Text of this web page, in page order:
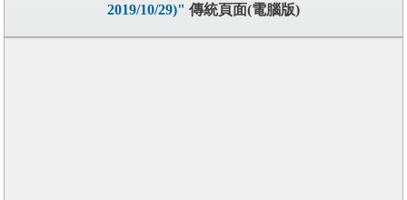
2019/10/29)" 傳統頁面(電腦版)